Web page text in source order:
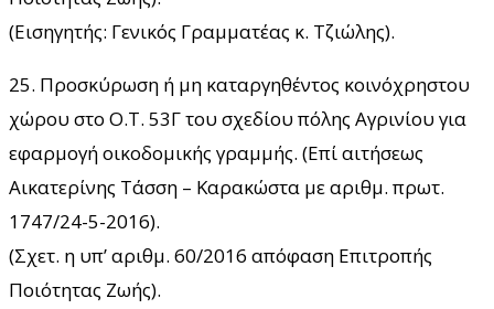
(Εισηγητής: Γενικός Γραμματέας κ. Τζιώλης).
25. Προσκύρωση ή μη καταργηθέντος κοινόχρηστου
χώρου στο Ο.Τ. 53Γ του σχεδίου πόλης Αγρινίου για
εφαρμογή οικοδομικής γραμμής. (Επί αιτήσεως
Αικατερίνης Τάσση – Καρακώστα με αριθμ. πρωτ.
1747/24-5-2016).
(Σχετ. η υπ’ αριθμ. 60/2016 απόφαση Επιτροπής
Ποιότητας Ζωής).